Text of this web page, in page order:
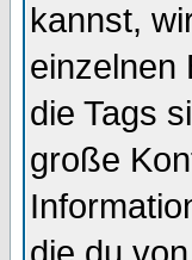
kannst,
einzelnen
die Tags
große